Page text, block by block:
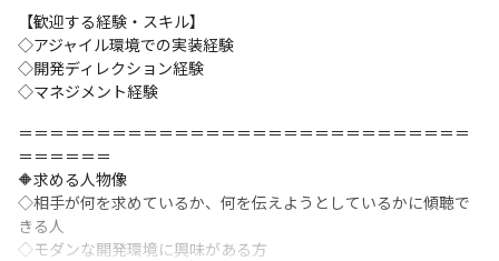
🌟上記はあくまで一例です。
1日1000件以上の新規案件情報で『やりたい技術』『希望の体
制』が自由に選べる環境です！
多種多様なプロジェクトがありますのでぜひあなたの希望をお聞
【歓迎する経験・スキル】
◇アジャイル環境での実装経験
◇開発ディレクション経験
◇マネジメント経験
＝＝＝＝＝＝＝＝＝＝＝＝＝＝＝＝＝＝＝＝＝＝＝＝＝＝＝＝＝
＝＝＝＝＝＝
🔶求める人物像
◇相手が何を求めているか、何を伝えようとしているかに傾聴で
きる人
◇モダンな開発環境に興味がある方